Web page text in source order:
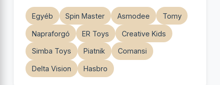
Egyéb Spin Master Asmodee Tomy
Napraforgó ER Toys Creative Kids
Simba Toys Piatnik Comansi
Delta Vision Hasbro